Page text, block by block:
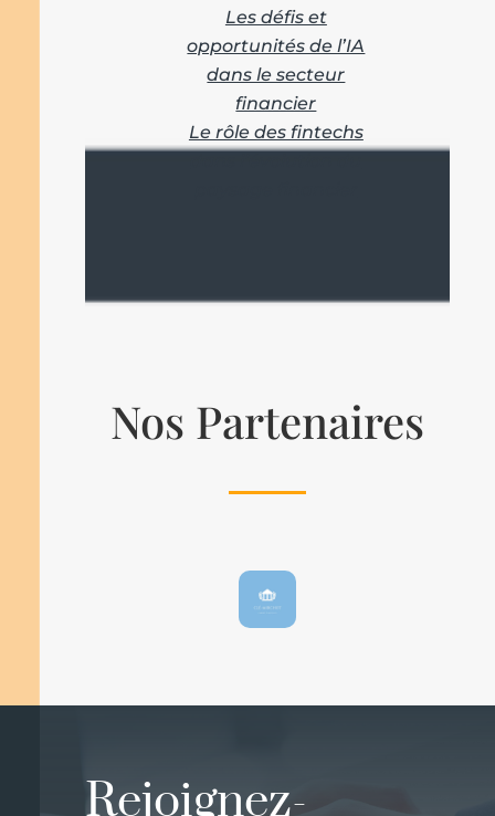
Les défis et
opportunités de l’IA
dans le secteur
financier
Le rôle des fintechs
Nos Partenaires
Rejoignez-